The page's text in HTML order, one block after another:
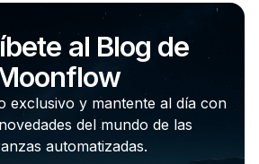
al Blog de
exclusivo y mantente al día con
del mundo de las
automatizadas.